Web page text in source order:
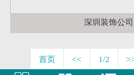
深圳装饰公司
首页 << 1/2